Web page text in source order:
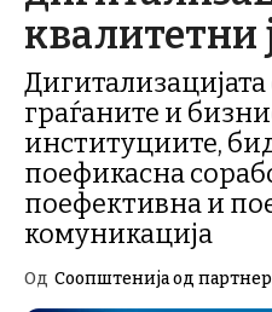
квалитетни
граѓаните и
институциите,
поефикасна
поефективна и
комуникација
Од Соопштенија од